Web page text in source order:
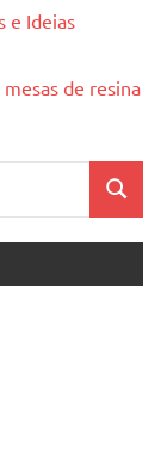
e Ideias
de resina